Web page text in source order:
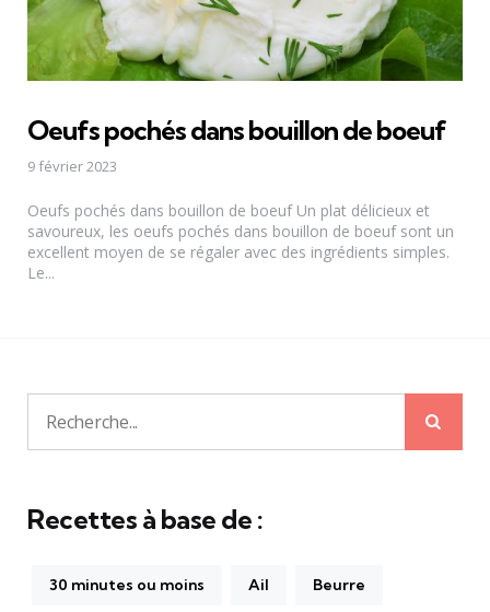
Oeufs pochés dans bouillon de boeuf
9 février 2023
Oeufs pochés dans bouillon de boeuf Un plat délicieux et
savoureux, les oeufs pochés dans bouillon de boeuf sont un
excellent moyen de se régaler avec des ingrédients simples.
Le...
Recherche
pour:
Recettes à base de :
30 minutes ou moins Ail Beurre